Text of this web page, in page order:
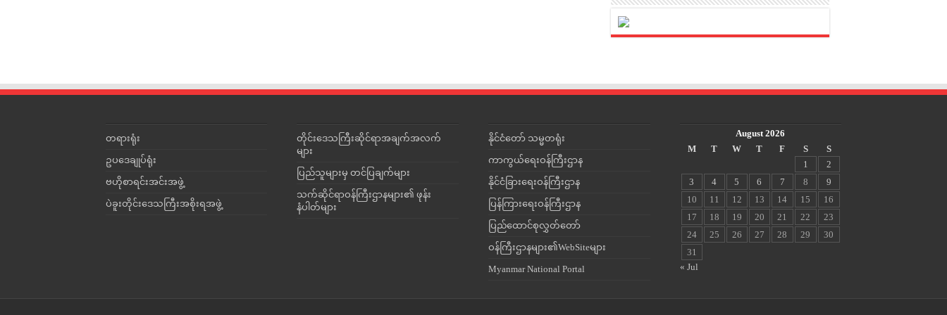
တရားရုံး
ဥပဒေချုပ်ရုံး
ဗဟိုစာရင်းအင်းအဖွဲ့
ပဲခူးတိုင်းဒေသကြီးအစိုးရအဖွဲ့
တိုင်းဒေသကြီးဆိုင်ရာအချက်အလက်
များ
ပြည်သူများမှ တင်ပြချက်များ
သက်ဆိုင်ရာဝန်ကြီးဌာနများ၏ ဖုန်း
နံပါတ်များ
နိုင်ငံတော် သမ္မတရုံး
ကာကွယ်ရေးဝန်ကြီးဌာန
နိုင်ငံခြားရေးဝန်ကြီးဌာန
ပြန်ကြားရေးဝန်ကြီးဌာန
ပြည်ထောင်စုလွှတ်တော်
ဝန်ကြီးဌာနများ၏WebSiteများ
Myanmar National Portal
August 2026
M
T W T F S
S
1
2
3
4 5 6 7 8
9
10
11 12 13 14 15
16
17
18 19 20 21 22
23
24
25 26 27 28 29
30
31
« Jul